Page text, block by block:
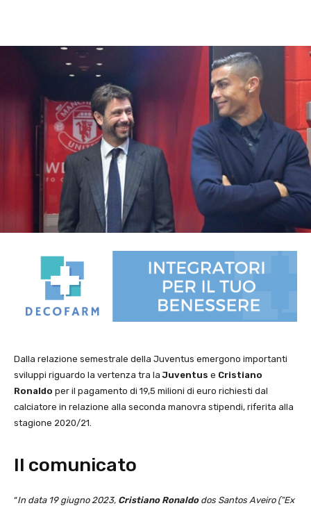
Dalla relazione semestrale della Juventus emergono importanti
sviluppi riguardo la vertenza tra laJuventus e Cristiano
Ronaldo per il pagamento di 19,5 milioni di euro richiesti dal
calciatore in relazione alla seconda manovra stipendi, riferita alla
stagione 2020/21.
Il comunicato
“In data 19 giugno 2023, Cristiano Ronaldo dos Santos Aveiro (“Ex